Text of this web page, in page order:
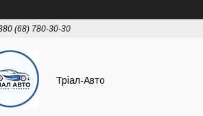
(68) 780-30-30
Тріал-Авто